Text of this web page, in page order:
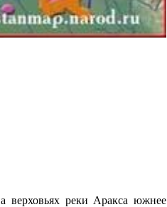
верховьях реки Аракса южнее